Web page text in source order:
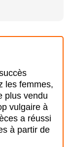
les femmes,
plus vendu
vulgaire à
a réussi
à partir de